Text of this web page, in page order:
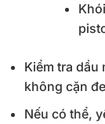
Khói
Kiểm tra dầu
không cặn
Nếu có thể,